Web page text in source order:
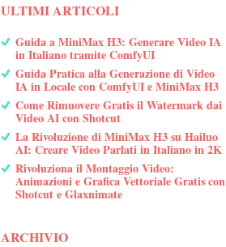
ULTIMI ARTICOLI
Guida a MiniMax H3: Generare Video IA
in Italiano tramite ComfyUI
Guida Pratica alla Generazione di Video
IA in Locale con ComfyUI e MiniMax H3
Come Rimuovere Gratis il Watermark dai
Video AI con Shotcut
La Rivoluzione di MiniMax H3 su Hailuo
AI: Creare Video Parlati in Italiano in 2K
Rivoluziona il Montaggio Video:
Animazioni e Grafica Vettoriale Gratis con
Shotcut e Glaxnimate
ARCHIVIO